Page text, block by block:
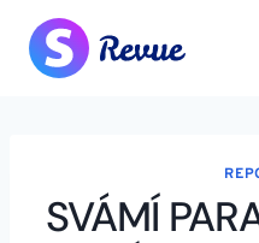
Přeskočit
obsah
SVÁMÍ